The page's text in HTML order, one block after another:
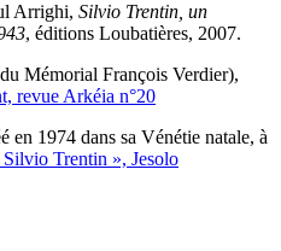
Arrighi, Silvio Trentin, un
, éditions Loubatières, 2007.
Mémorial François Verdier),
revue Arkéia n°20
en 1974 dans sa Vénétie natale, à
Trentin », Jesolo